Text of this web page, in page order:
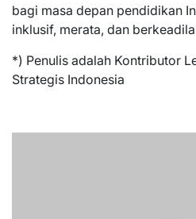
bagi masa depan pendidikan
inklusif, merata, dan
*) Penulis adalah Kontributor
Strategis Indonesia